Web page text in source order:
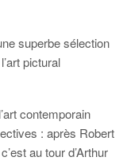
superbe sélection
pictural
contemporain
: après Robert
au tour d’Arthur